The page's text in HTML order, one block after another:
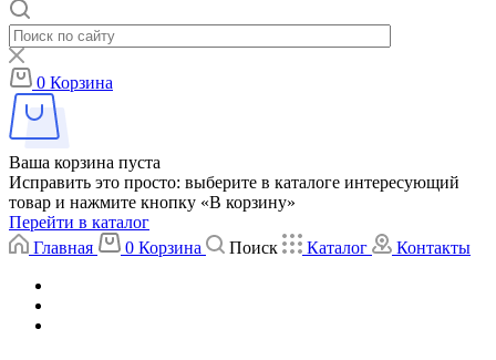
0 Корзина
Ваша корзина пуста
Исправить это просто: выберите в каталоге интересующий
товар и нажмите кнопку «В корзину»
Перейти в каталог
Главная
0 Корзина Поиск Каталог Контакты